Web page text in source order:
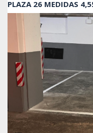
PLAZA 26 MEDIDAS